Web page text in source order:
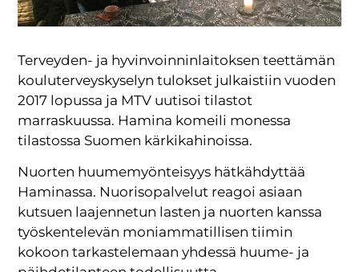
Terveyden- ja hyvinvoinninlaitoksen teettämän
kouluterveyskyselyn tulokset julkaistiin vuoden
2017 lopussa ja MTV uutisoi tilastot
marraskuussa. Hamina komeili monessa
tilastossa Suomen kärkikahinoissa.
Nuorten huumemyönteisyys hätkähdyttää
Haminassa. Nuorisopalvelut reagoi asiaan
kutsuen laajennetun lasten ja nuorten kanssa
työskentelevän moniammatillisen tiimin
kokoon tarkastelemaan yhdessä huume- ja